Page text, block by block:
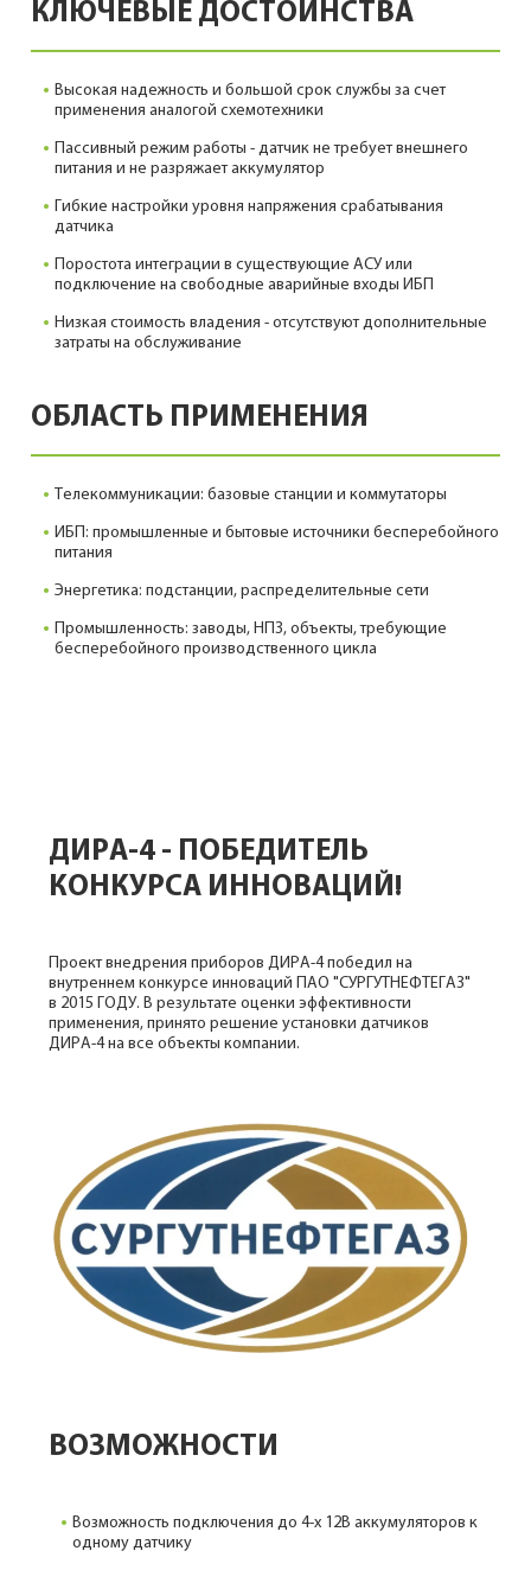
КЛЮЧЕВЫЕ ДОСТОИНСТВА
Высокая надежность и большой срок службы за счет
применения аналогой схемотехники
Пассивный режим работы - датчик не требует внешнего
питания и не разряжает аккумулятор
Гибкие настройки уровня напряжения срабатывания
датчика
Поростота интеграции в существующие АСУ или
подключение на свободные аварийные входы ИБП
Низкая стоимость владения - отсутствуют дополнительные
затраты на обслуживание
ОБЛАСТЬ ПРИМЕНЕНИЯ
Телекоммуникации: базовые станции и коммутаторы
ИБП: промышленные и бытовые источники бесперебойного
питания
Энергетика: подстанции, распределительные сети
Промышленность: заводы, НПЗ, объекты, требующие
бесперебойного производственного цикла
ДИРА-4 - ПОБЕДИТЕЛЬ
КОНКУРСА ИННОВАЦИЙ!
Проект внедрения приборов ДИРА-4 победил на
внутреннем конкурсе инноваций ПАО "СУРГУТНЕФТЕГАЗ"
в 2015 ГОДУ. В результате оценки эффективности
применения, принято решение установки датчиков
ДИРА-4 на все объекты компании.
ВОЗМОЖНОСТИ
Возможность подключения до 4-х 12В аккумуляторов к
одному датчику